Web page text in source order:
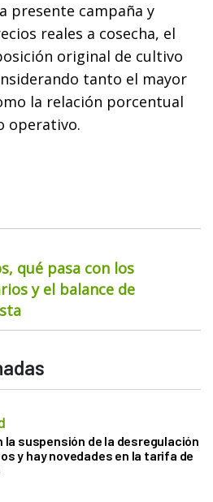
presente campaña y
reales a cosecha, el
original de cultivo
tanto el mayor
la relación porcentual
operativo.
qué pasa con los
y el balance de
la suspensión de la desregulación
y hay novedades en la tarifa de